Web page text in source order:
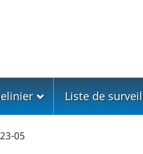
Liste de
05